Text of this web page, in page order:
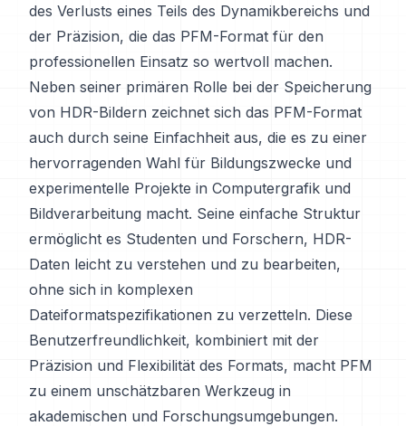
des Verlusts eines Teils des Dynamikbereichs und
der Präzision, die das PFM-Format für den
professionellen Einsatz so wertvoll machen.
Neben seiner primären Rolle bei der Speicherung
von HDR-Bildern zeichnet sich das PFM-Format
auch durch seine Einfachheit aus, die es zu einer
hervorragenden Wahl für Bildungszwecke und
experimentelle Projekte in Computergrafik und
Bildverarbeitung macht. Seine einfache Struktur
ermöglicht es Studenten und Forschern, HDR-
Daten leicht zu verstehen und zu bearbeiten,
ohne sich in komplexen
Dateiformatspezifikationen zu verzetteln. Diese
Benutzerfreundlichkeit, kombiniert mit der
Präzision und Flexibilität des Formats, macht PFM
zu einem unschätzbaren Werkzeug in
akademischen und Forschungsumgebungen.